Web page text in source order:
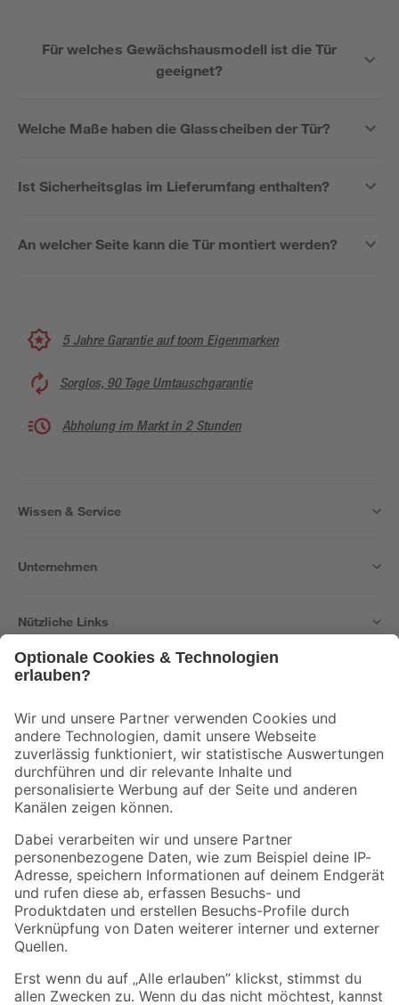
Für welches Gewächshausmodell ist die Tür
geeignet?
Welche Maße haben die Glasscheiben der Tür?
Ist Sicherheitsglas im Lieferumfang enthalten?
An welcher Seite kann die Tür montiert werden?
5 Jahre Garantie auf toom Eigenmarken
Sorglos, 90 Tage Umtauschgarantie
Abholung im Markt in 2 Stunden
Wissen & Service
Unternehmen
Nützliche Links
Der toom Newsletter: Keine Angebote und Aktionen mehr verpassen!
Zur Newsletter Anmeldung
Folge uns
Zahlungsarten Versandarten
Sicher einkaufen